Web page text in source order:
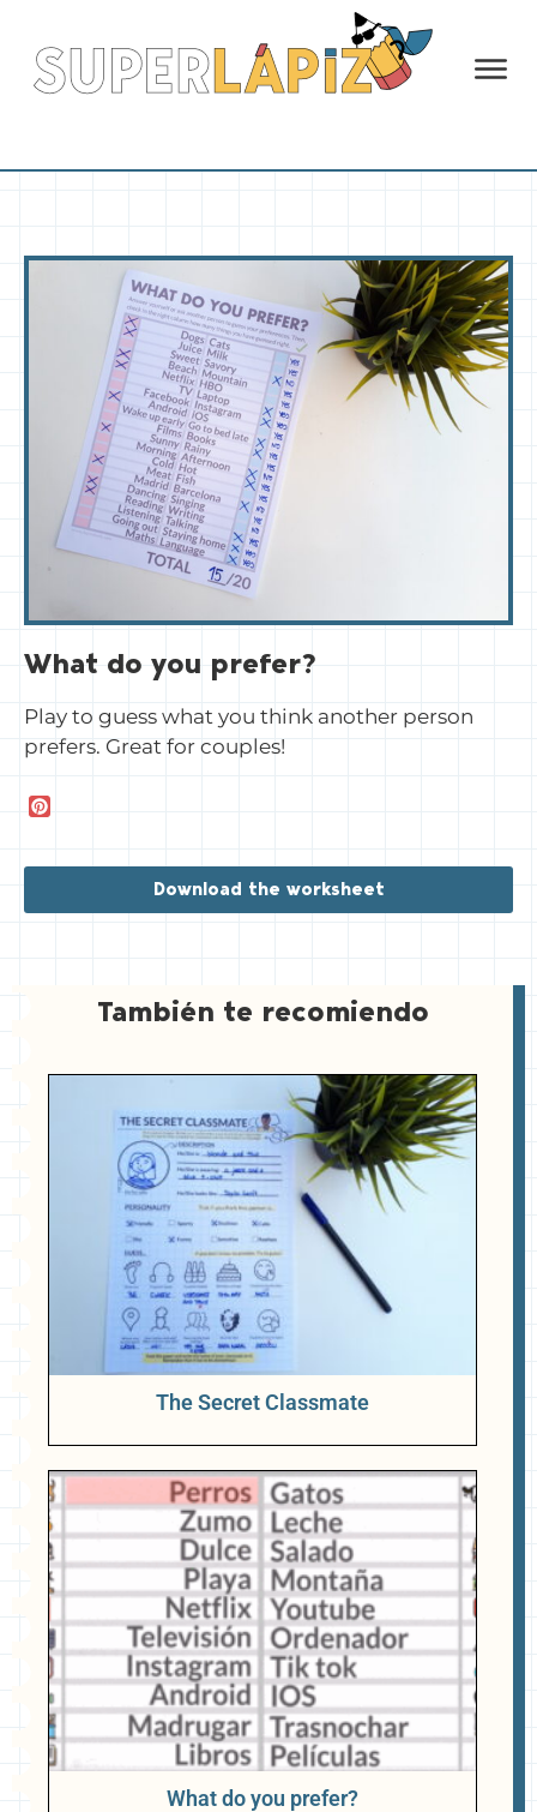
What do you prefer?
Play to guess what you think another person
prefers. Great for couples!
t
r
Download the worksheet
También te recomiendo
The Secret Classmate
What do you prefer?